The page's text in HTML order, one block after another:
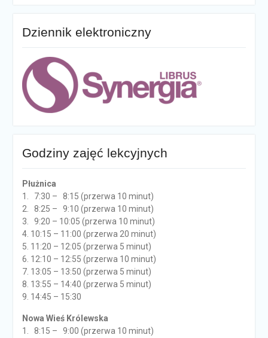
Dziennik elektroniczny
Godziny zajęć lekcyjnych
Płużnica
1. 7:30 – 8:15 (przerwa 10 minut)
2. 8:25 – 9:10 (przerwa 10 minut)
3. 9:20 – 10:05 (przerwa 10 minut)
4. 10:15 – 11:00 (przerwa 20 minut)
5. 11:20 – 12:05 (przerwa 5 minut)
6. 12:10 – 12:55 (przerwa 10 minut)
7. 13:05 – 13:50 (przerwa 5 minut)
8. 13:55 – 14:40 (przerwa 5 minut)
9. 14:45 – 15:30
Nowa Wieś Królewska
1. 8:15 – 9:00 (przerwa 10 minut)